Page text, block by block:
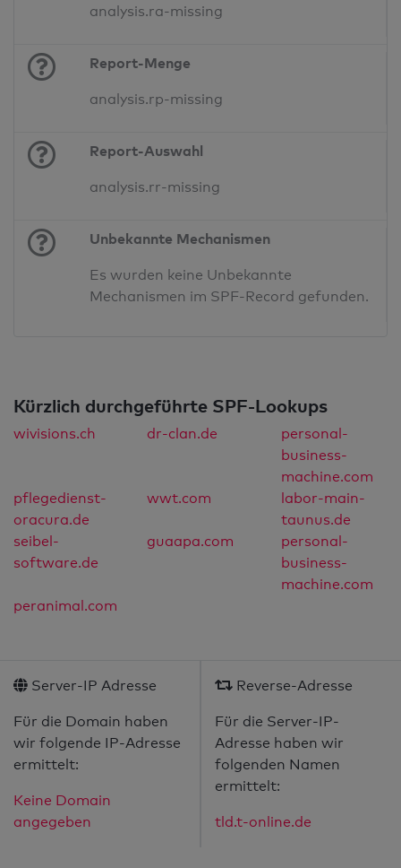
analysis.ra-missing
Report-Menge
analysis.rp-missing
Report-Auswahl
analysis.rr-missing
Unbekannte Mechanismen
Es wurden keine Unbekannte
Mechanismen im SPF-Record gefunden.
Kürzlich durchgeführte SPF-Lookups
wivisions.ch dr-clan.de
personal-
business-
machine.com
pflegedienst-
oracura.de
wwt.com
labor-main-
taunus.de
seibel-
software.de
guaapa.com
personal-
business-
machine.com
peranimal.com
Server-IP Adresse
Für die Domain haben
wir folgende IP-Adresse
ermittelt:
Keine Domain
angegeben
Reverse-Adresse
Für die Server-IP-
Adresse haben wir
folgenden Namen
ermittelt:
tld.t-online.de